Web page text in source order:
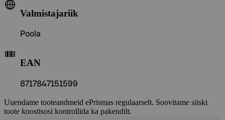
Valmistajariik
Poola
EAN
8717847151599
Uuendame tooteandmeid ePrismas regulaarselt. Soovitame siiski
toote koostisosi kontrollida ka pakendilt.